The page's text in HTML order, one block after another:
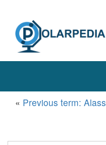
« Previous term: Alass